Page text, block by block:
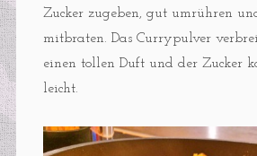
Zucker zugeben, gut umrühren
mitbraten. Das Currypulver
einen tollen Duft und der Zucker
leicht.